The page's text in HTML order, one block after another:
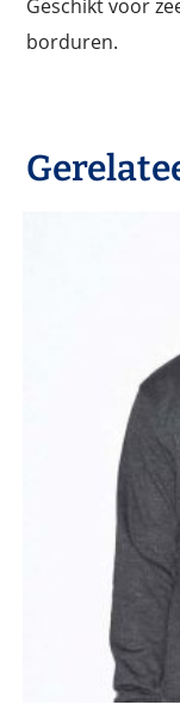
Geschikt voor
borduren.